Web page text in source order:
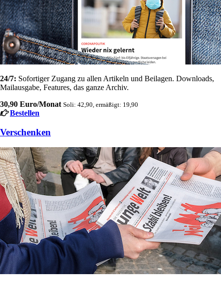
24/7: Sofortiger Zugang zu allen Artikeln und Beilagen. Downloads,
Mailausgabe, Features, das ganze Archiv.
30,90 Euro/Monat Soli: 42,90, ermäßigt: 19,90
Bestellen
Verschenken